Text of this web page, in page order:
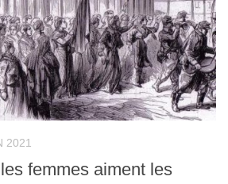
2021
femmes aiment les